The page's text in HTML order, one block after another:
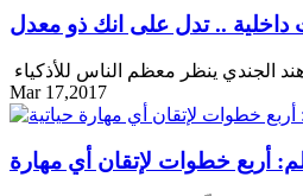
Mar 17,2017